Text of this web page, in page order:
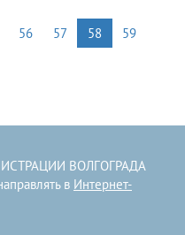
56 57 58
59
ВОЛГОГРАДА
в Интернет-